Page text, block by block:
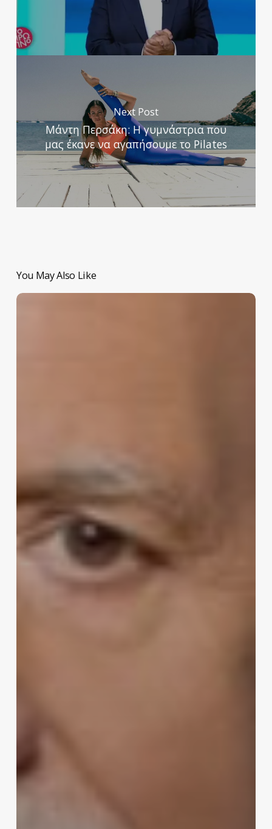
Next Post
Μάντη Περσάκη: Η γυμνάστρια που
μας έκανε να αγαπήσουμε το Pilates
You May Also Like